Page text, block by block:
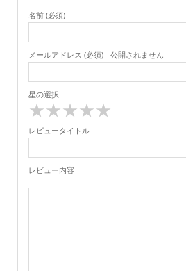
名前 (必須)
メールアドレス (必須) - 公開されません
星の選択
★
★
★
★
★
レビュータイトル
レビュー内容